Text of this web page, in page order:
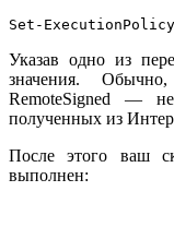
Set-ExecutionPolicy
Указав одно из
значения.
RemoteSigned —
полученных из
После этого ваш
выполнен: